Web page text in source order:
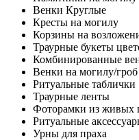
Венки Круглые
Кресты на могилу
Корзины на
Траурные букеты
Комбинированные
Венки на могилу/гроб
Ритуальные таблички
Траурные ленты
Фоторамки из живых
Ритуальные
Урны для праха